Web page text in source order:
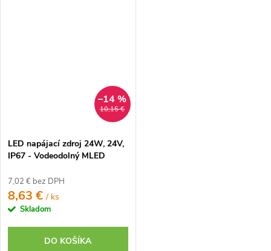
10,15 €
–14 %
LED napájací zdroj 24W, 24V,
IP67 - Vodeodolný MLED
7,02 € bez DPH
8,63 €/ ks
Skladom
DO KOŠÍKA